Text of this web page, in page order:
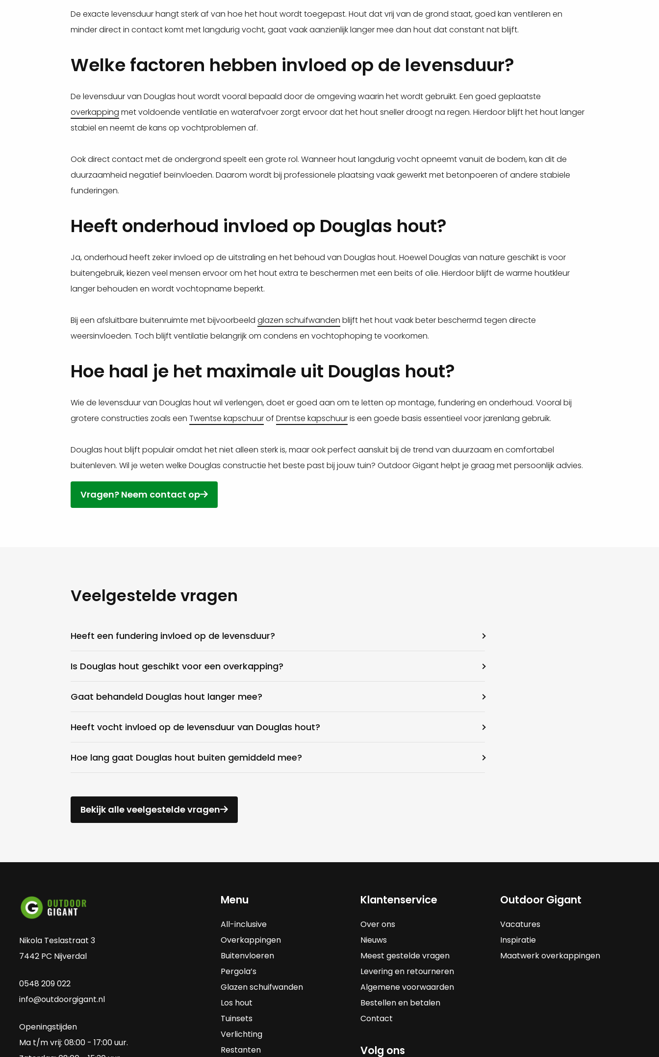
De exacte levensduur hangt sterk af van hoe het hout wordt toegepast. Hout dat vrij van de grond staat, goed kan ventileren en
minder direct in contact komt met langdurig vocht, gaat vaak aanzienlijk langer mee dan hout dat constant nat blijft.
Welke factoren hebben invloed op de levensduur?
De levensduur van Douglas hout wordt vooral bepaald door de omgeving waarin het wordt gebruikt. Een goed geplaatste
overkapping met voldoende ventilatie en waterafvoer zorgt ervoor dat het hout sneller droogt na regen. Hierdoor blijft het hout langer
stabiel en neemt de kans op vochtproblemen af.
Ook direct contact met de ondergrond speelt een grote rol. Wanneer hout langdurig vocht opneemt vanuit de bodem, kan dit de
duurzaamheid negatief beïnvloeden. Daarom wordt bij professionele plaatsing vaak gewerkt met betonpoeren of andere stabiele
funderingen.
Heeft onderhoud invloed op Douglas hout?
Ja, onderhoud heeft zeker invloed op de uitstraling en het behoud van Douglas hout. Hoewel Douglas van nature geschikt is voor
buitengebruik, kiezen veel mensen ervoor om het hout extra te beschermen met een beits of olie. Hierdoor blijft de warme houtkleur
langer behouden en wordt vochtopname beperkt.
Bij een afsluitbare buitenruimte met bijvoorbeeldglazen schuifwanden blijft het hout vaak beter beschermd tegen directe
weersinvloeden. Toch blijft ventilatie belangrijk om condens en vochtophoping te voorkomen.
Hoe haal je het maximale uit Douglas hout?
Wie de levensduur van Douglas hout wil verlengen, doet er goed aan om te letten op montage, fundering en onderhoud. Vooral bij
grotere constructies zoals eenTwentse kapschuurofDrentse kapschuuris een goede basis essentieel voor jarenlang gebruik.
Douglas hout blijft populair omdat het niet alleen sterk is, maar ook perfect aansluit bij de trend van duurzaam en comfortabel
buitenleven. Wil je weten welke Douglas constructie het beste past bij jouw tuin? Outdoor Gigant helpt je graag met persoonlijk advies.
Vragen? Neem contact op
Veelgestelde vragen
Heeft een fundering invloed op de levensduur?
Is Douglas hout geschikt voor een overkapping?
Gaat behandeld Douglas hout langer mee?
Heeft vocht invloed op de levensduur van Douglas hout?
Hoe lang gaat Douglas hout buiten gemiddeld mee?
Bekijk alle veelgestelde vragen
Nikola Teslastraat 3
7442 PC Nijverdal
0548 209 022
info@outdoorgigant.nl
Openingstijden
Ma t/m vrij: 08:00 - 17:00 uur.
Menu
All-inclusive
Overkappingen
Buitenvloeren
Pergola’s
Glazen schuifwanden
Los hout
Tuinsets
Verlichting
Restanten
Klantenservice
Over ons
Nieuws
Meest gestelde vragen
Levering en retourneren
Algemene voorwaarden
Bestellen en betalen
Contact
Volg ons
Outdoor Gigant
Vacatures
Inspiratie
Maatwerk overkappingen